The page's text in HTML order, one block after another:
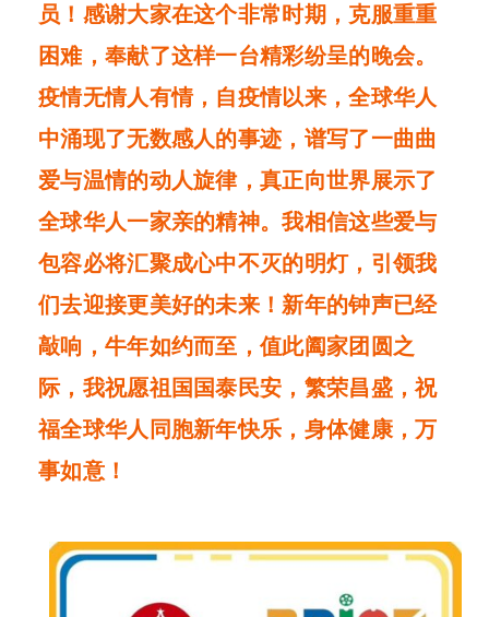
员！感谢大家在这个非常时期，克服重重
困难，奉献了这样一台精彩纷呈的晚会。
疫情无情人有情，自疫情以来，全球华人
中涌现了无数感人的事迹，谱写了一曲曲
爱与温情的动人旋律，真正向世界展示了
全球华人一家亲的精神。我相信这些爱与
包容必将汇聚成心中不灭的明灯，引领我
们去迎接更美好的未来！新年的钟声已经
敲响，牛年如约而至，值此阖家团圆之
际，我祝愿祖国国泰民安，繁荣昌盛，祝
福全球华人同胞新年快乐，身体健康，万
事如意！